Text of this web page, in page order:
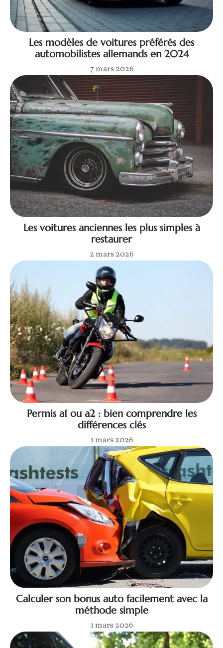
Les modèles de voitures préférés des
automobilistes allemands en 2024
7 mars 2026
Les voitures anciennes les plus simples à
restaurer
2 mars 2026
Permis a1 ou a2 : bien comprendre les
différences clés
1 mars 2026
Calculer son bonus auto facilement avec la
méthode simple
1 mars 2026